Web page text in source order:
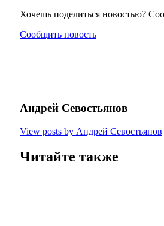
Хочешь поделиться новостью?
Сообщить новость
Андрей Севостьянов
View posts by Андрей Севостьянов
Читайте также